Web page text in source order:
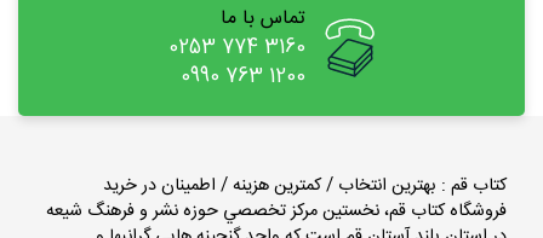
تماس با ما
0253 774 3160
0990 763 1200
کتاب قم : بهترین انتخاب / کمترین هزینه / اطمینان در خرید
فروشگاه كتاب قم، نخستين مركز تخصصي حوزه نشر و فرهنگ شيعه